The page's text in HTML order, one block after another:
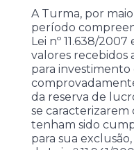
A Turma, por
período
Lei nº 11.638/2007
valores
para
da reserva de
se caracterizarem
tenham sido
para sua exclusão,